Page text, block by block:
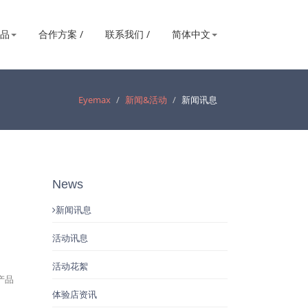
合作方案 / 联系我们 / 简体中文
Eyemax 新闻&活动 新闻讯息
品
News
新闻讯息
活动讯息
活动花絮
体验店资讯